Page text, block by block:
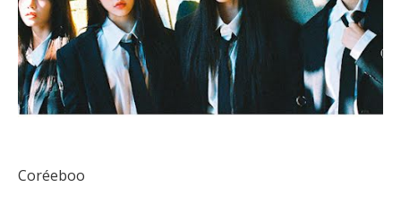
Coréeboo